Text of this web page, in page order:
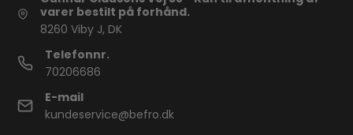
varer bestilt på forhånd.
8260 Viby J, DK
Telefonnr.
70206686
E-mail
kundeservice@befro.dk